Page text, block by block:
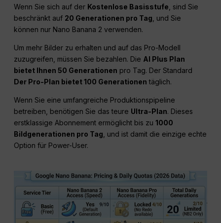
Wenn Sie sich auf der Kostenlose Basisstufe , sind Sie
beschränkt auf 20 Generationen pro Tag , und Sie
können nur Nano Banana 2 verwenden.
Um mehr Bilder zu erhalten und auf das Pro-Modell
zuzugreifen, müssen Sie bezahlen. Die AI Plus Plan
bietet Ihnen 50 Generationen pro Tag. Der Standard
Der Pro-Plan bietet 100 Generationen täglich.
Wenn Sie eine umfangreiche Produktionspipeline
betreiben, benötigen Sie das teure Ultra-Plan. Dieses
erstklassige Abonnement ermöglicht bis zu1000
Bildgenerationen pro Tag , und ist damit die einzige echte
Option für Power-User.